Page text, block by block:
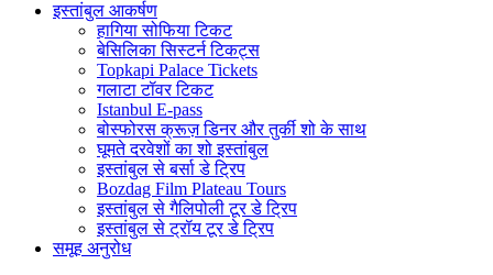
इस्तांबुल आकर्षण
हागिया सोफिया टिकट
बेसिलिका सिस्टर्न टिकट्स
Topkapi Palace Tickets
गलाटा टॉवर टिकट
Istanbul E-pass
बोस्फोरस क्रूज़ डिनर और तुर्की शो के साथ
घूमते दरवेशों का शो इस्तांबुल
इस्तांबुल से बर्सा डे ट्रिप
Bozdag Film Plateau Tours
इस्तांबुल से गैलिपोली टूर डे ट्रिप
इस्तांबुल से ट्रॉय टूर डे ट्रिप
समूह अनुरोध